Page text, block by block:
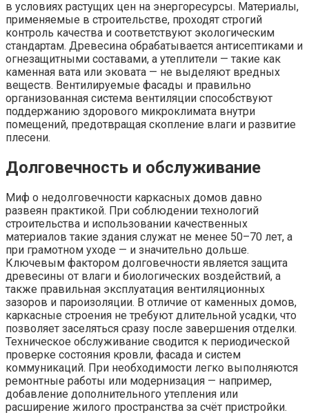
в условиях растущих цен на энергоресурсы. Материалы,
применяемые в строительстве, проходят строгий
контроль качества и соответствуют экологическим
стандартам. Древесина обрабатывается антисептиками и
огнезащитными составами, а утеплители — такие как
каменная вата или эковата — не выделяют вредных
веществ. Вентилируемые фасады и правильно
организованная система вентиляции способствуют
поддержанию здорового микроклимата внутри
помещений, предотвращая скопление влаги и развитие
плесени.
Долговечность и обслуживание
Миф о недолговечности каркасных домов давно
развеян практикой. При соблюдении технологий
строительства и использовании качественных
материалов такие здания служат не менее 50–70 лет, а
при грамотном уходе — и значительно дольше.
Ключевым фактором долговечности является защита
древесины от влаги и биологических воздействий, а
также правильная эксплуатация вентиляционных
зазоров и пароизоляции. В отличие от каменных домов,
каркасные строения не требуют длительной усадки, что
позволяет заселяться сразу после завершения отделки.
Техническое обслуживание сводится к периодической
проверке состояния кровли, фасада и систем
коммуникаций. При необходимости легко выполняются
ремонтные работы или модернизация — например,
добавление дополнительного утепления или
расширение жилого пространства за счёт пристройки.